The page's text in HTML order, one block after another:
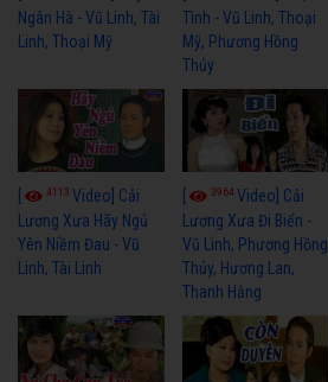
Ngân Hà - Vũ Linh, Tài
Linh, Thoại Mỹ
Tình - Vũ Linh, Thoại
Mỹ, Phương Hồng
Thủy
4113 Video] Cải
Lương Xưa Hãy Ngủ
Yên Niềm Đau - Vũ
Linh, Tài Linh
3964Video] Cải
Lương Xưa Đi Biển -
Vũ Linh, Phương Hồng
Thủy, Hương Lan,
Thanh Hằng